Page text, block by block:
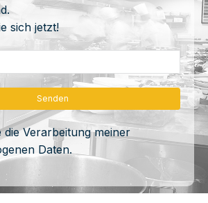
sich jetzt!
die Verarbeitung meiner
Daten.